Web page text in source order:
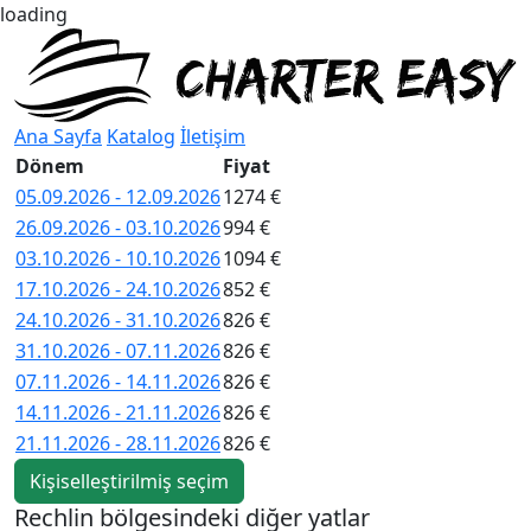
loading
Ana Sayfa Katalog İletişim
Dönem
Fiyat
05.09.2026 - 12.09.20261274 €
26.09.2026 - 03.10.2026994 €
03.10.2026 - 10.10.20261094 €
17.10.2026 - 24.10.2026852 €
24.10.2026 - 31.10.2026826 €
31.10.2026 - 07.11.2026826 €
07.11.2026 - 14.11.2026826 €
14.11.2026 - 21.11.2026826 €
21.11.2026 - 28.11.2026826 €
Kişiselleştirilmiş seçim
Rechlin bölgesindeki diğer yatlar